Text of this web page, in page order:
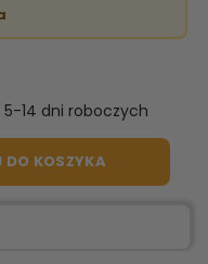
14 dni roboczych
DO KOSZYKA